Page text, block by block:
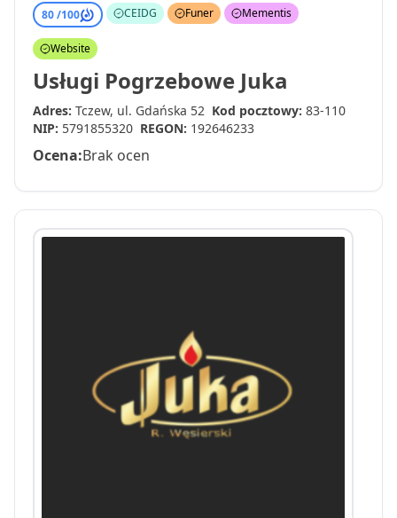
80 /100 CEIDG Funer Mementis
Website
Usługi Pogrzebowe Juka
Adres: Tczew, ul. Gdańska 52 Kod pocztowy: 83-110
NIP: 5791855320 REGON: 192646233
Ocena:Brak ocen